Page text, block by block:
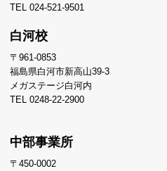
TEL 024-521-9501
白河校
〒961-0853
福島県白河市新高山39-3
メガステージ白河内
TEL 0248-22-2900
中部事業所
〒450-0002